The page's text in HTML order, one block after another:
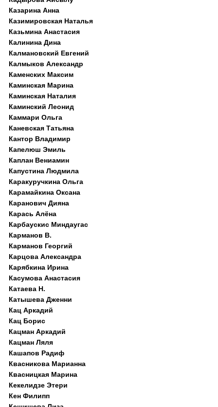
Казарина Анна
Казимировская Наталья
Казьмина Анастасия
Калинина Дина
Калмановский Евгений
Калмыков Александр
Каменских Максим
Каминская Марина
Каминская Наталия
Каминский Леонид
Каммари Ольга
Каневская Татьяна
Кантор Владимир
Капелюш Эмиль
Каплан Вениамин
Капустина Людмила
Каракуручкина Ольга
Карамайкина Оксана
Каранович Дияна
Карась Алёна
Карбаускис Миндаугас
Карманов В.
Карманов Георгий
Карцова Александра
Карябкина Ирина
Касумова Анастасия
Катаева Н.
Катышева Дженни
Кац Аркадий
Кац Борис
Кацман Аркадий
Кацман Ляля
Кашапов Радиф
Квасникова Марианна
Квасницкая Марина
Кекелидзе Этери
Кен Филипп